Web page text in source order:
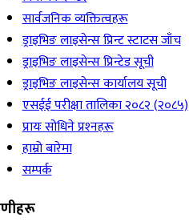
सार्वजनिक व्यक्तित्वहरू
ड्राइभिङ लाइसेन्स प्रिन्ट स्टाटस जाँच
ड्राइभिङ लाइसेन्स प्रिन्टेड सूची
ड्राइभिङ लाइसेन्स कार्यालय सूची
एसईई परीक्षा तालिका २०८२ (२०८५)
प्रायः सोधिने प्रश्‍नहरू
हाम्रो बारेमा
सम्पर्क